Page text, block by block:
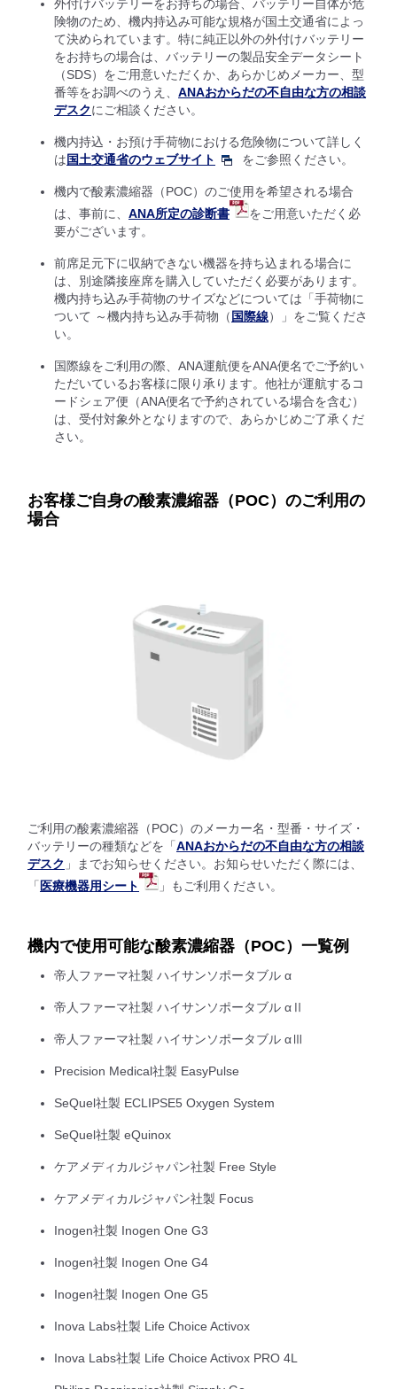
外付けバッテリーをお持ちの場合、バッテリー自体が危
険物のため、機内持込み可能な規格が国土交通省によっ
て決められています。特に純正以外の外付けバッテリー
をお持ちの場合は、バッテリーの製品安全データシート
（SDS）をご用意いただくか、あらかじめメーカー、型
番等をお調べのうえ、 ANAおからだの不自由な方の相談
デスクにご相談ください。
機内持込・お預け手荷物における危険物について詳しく
は国土交通省のウェブサイト をご参照ください。
機内で酸素濃縮器（POC）のご使用を希望される場合
は、事前に、 ANA所定の診断書
をご用意いただく必
要がございます。
前席足元下に収納できない機器を持ち込まれる場合に
は、別途隣接座席を購入していただく必要があります。
機内持ち込み手荷物のサイズなどについては「手荷物に
ついて ～機内持ち込み手荷物（ 国際線）」をご覧くださ
い。
国際線をご利用の際、ANA運航便をANA便名でご予約い
ただいているお客様に限り承ります。他社が運航するコ
ードシェア便（ANA便名で予約されている場合を含む）
は、受付対象外となりますので、あらかじめご了承くだ
さい。
お客様ご自身の酸素濃縮器（POC）のご利用の
場合
ご利用の酸素濃縮器（POC）のメーカー名・型番・サイズ・
バッテリーの種類などを「 ANAおからだの不自由な方の相談
デスク 」までお知らせください。お知らせいただく際には、
「 医療機器用シート 」もご利用ください。
機内で使用可能な酸素濃縮器（POC）一覧例
帝人ファーマ社製 ハイサンソポータブル α
帝人ファーマ社製 ハイサンソポータブル αⅡ
帝人ファーマ社製 ハイサンソポータブル αⅢ
Precision Medical社製 EasyPulse
SeQuel社製 ECLIPSE5 Oxygen System
SeQuel社製 eQuinox
ケアメディカルジャパン社製 Free Style
ケアメディカルジャパン社製 Focus
Inogen社製 Inogen One G3
Inogen社製 Inogen One G4
Inogen社製 Inogen One G5
Inova Labs社製 Life Choice Activox
Inova Labs社製 Life Choice Activox PRO 4L